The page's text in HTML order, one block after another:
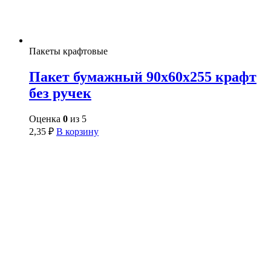
Пакеты крафтовые
Пакет бумажный 90х60х255 крафт
без ручек
Оценка 0 из 5
2,35 ₽ В корзину